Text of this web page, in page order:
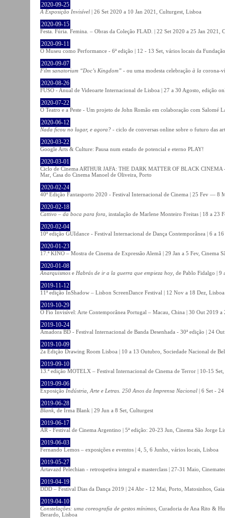
2020-09-25
A Exposição Invisível | 26 Set 2020 a 10 Jan 2021, Culturgest, Lisboa
2020-09-15
Festa. Fúria. Femina. – Obras da Coleção FLAD. | 22 Set 2020 a 25 Jan
2020-09-11
O Museu como Performance - 6ª edição | 12 - 13 Set, vários locais da
2020-09-07
Film sanatorium “Doc’s Kingdom” - ou uma modesta celebração à la corona-
2020-08-26
FUSO - Anual de Videoarte Internacional de Lisboa | 27 a 30 Agosto, edição
2020-07-22
O Teatro e a Peste - Um projeto de John Romão em colaboração com Salomé
2020-06-12
Nada ficou no lugar, e agora? - ciclo de conversas online sobre o futuro das
2020-03-22
Google Arts & Culture: Pausa num estado de potencial e eterno PLAY!
2020-03-01
Ciclo de Cinema ARTHUR JAFA: THE DARK MATTER OF BLACK
Mar, Casa do Cinema Manoel de Oliveira, Porto
2020-02-24
40ª Edição Fantasporto 2020 - Festival Internacional de Cinema | 25 Fev — 8
2020-02-18
Cattivo – da boca para fora , instalação de Marlene Monteiro Freitas | 18 a
2020-02-04
10ª edição GUIdance - Festival Internacional de Dança Contemporânea | 6 a
2020-01-23
17.ª KINO – Mostra de Cinema de Expressão Alemã | 29 Jan a 5 Fev, Cinema
2020-01-08
Anarquismos e Habrás de ir a la guerra que empieza hoy , de Pablo Fidalgo |
2019-11-12
11ª edição InShadow – Lisbon ScreenDance Festival | 12 Nov a 18 Dez, Lisboa
2019-10-29
O Fio Invisível: Arte Contemporânea Portugal – Macau, China | 30 Out 2019
2019-10-24
Amadora BD - Festival Internacional de Banda Desenhada - 30ª edição | 24
2019-10-09
2a Edição Drawing Room Lisboa | 10 a 13 Outubro, Sociedade Nacional de
2019-09-10
13.ª edição MOTELX – Festival Internacional de Cinema de Terror | 10-15
2019-09-06
Exposição Indústria, Arte e Letras. 250 Anos da Imprensa Nacional | 6 Set -
2019-06-28
Blank , de Irma Blank | 29 Jun a 8 Set, Culturgest
2019-06-17
AR - Festival de Cinema Argentino | 5ª edição: 20-23 Jun, Cinema São Jorge
2019-06-03
Fernando Lemos – exposições e eventos | 4, 5, 6 Junho, vários locais, Lisboa
2019-05-27
Artavazd Pelechian - retrospetiva integral e masterclass | 27-31 Maio,
2019-04-19
DDD – Festival Dias da Dança 2019 | 24 Abr - 12 Mai, Porto, Matosinhos, Gaia
2019-04-10
Constelações: uma coreografia de gestos mínimos , Curadoria de Ana Rito &
Berardo, Lisboa